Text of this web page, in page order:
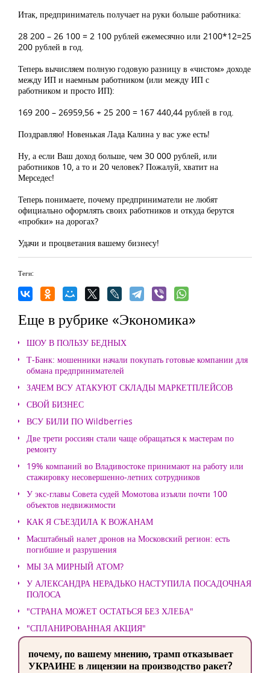
Итак, предприниматель получает на руки больше работника:
28 200 – 26 100 = 2 100 рублей ежемесячно или 2100*12=25
200 рублей в год.
Теперь вычисляем полную годовую разницу в «чистом» доходе
между ИП и наемным работником (или между ИП с
работником и просто ИП):
169 200 – 26959,56 + 25 200 = 167 440,44 рублей в год.
Поздравляю! Новенькая Лада Калина у вас уже есть!
Ну, а если Ваш доход больше, чем 30 000 рублей, или
работников 10, а то и 20 человек? Пожалуй, хватит на
Мерседес!
Теперь понимаете, почему предприниматели не любят
официально оформлять своих работников и откуда берутся
«пробки» на дорогах?
Удачи и процветания вашему бизнесу!
Теги:
Еще в рубрике «Экономика»
ШОУ В ПОЛЬЗУ БЕДНЫХ
Т-Банк: мошенники начали покупать готовые компании для
обмана предпринимателей
ЗАЧЕМ ВСУ АТАКУЮТ СКЛАДЫ МАРКЕТПЛЕЙСОВ
СВОЙ БИЗНЕС
ВСУ БИЛИ ПО Wildberries
Две трети россиян стали чаще обращаться к мастерам по
ремонту
19% компаний во Владивостоке принимают на работу или
стажировку несовершенно-летних сотрудников
У экс-главы Совета судей Момотова изъяли почти 100
объектов недвижимости
КАК Я СЪЕЗДИЛА К ВОЖАНАМ
Масштабный налет дронов на Московский регион: есть
погибшие и разрушения
МЫ ЗА МИРНЫЙ АТОМ?
У АЛЕКСАНДРА НЕРАДЬКО НАСТУПИЛА ПОСАДОЧНАЯ
ПОЛОСА
"СТРАНА МОЖЕТ ОСТАТЬСЯ БЕЗ ХЛЕБА"
"СПЛАНИРОВАННАЯ АКЦИЯ"
почему, по вашему мнению, трамп отказывает
УКРАИНЕ в лицензии на производство ракет?